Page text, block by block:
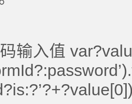
输入值